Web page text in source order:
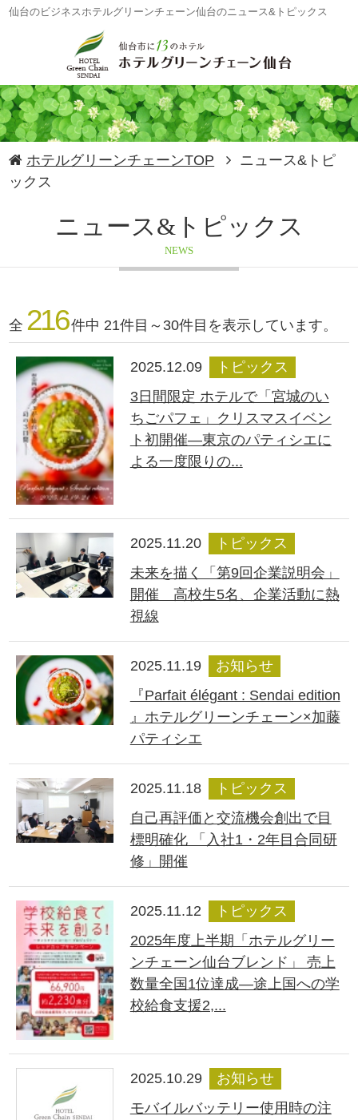
仙台のビジネスホテルグリーンチェーン仙台のニュース&トピックス
ホテルグリーンチェーンTOP
ニュース&トピ
ックス
ニュース&トピックス
NEWS
全 216 件中 21件目～30件目を表示しています。
2025.12.09
トピックス
3日間限定 ホテルで「宮城のい
ちごパフェ」クリスマスイベン
ト初開催―東京のパティシエに
よる一度限りの...
2025.11.20
トピックス
未来を描く「第9回企業説明会」
開催 高校生5名、企業活動に熱
視線
2025.11.19
お知らせ
『Parfait élégant : Sendai edition
』ホテルグリーンチェーン×加藤
パティシエ
2025.11.18
トピックス
自己再評価と交流機会創出で目
標明確化 「入社1・2年目合同研
修」開催
2025.11.12
トピックス
2025年度上半期「ホテルグリー
ンチェーン仙台ブレンド」 売上
数量全国1位達成―途上国への学
校給食支援2,...
2025.10.29
お知らせ
モバイルバッテリー使用時の注